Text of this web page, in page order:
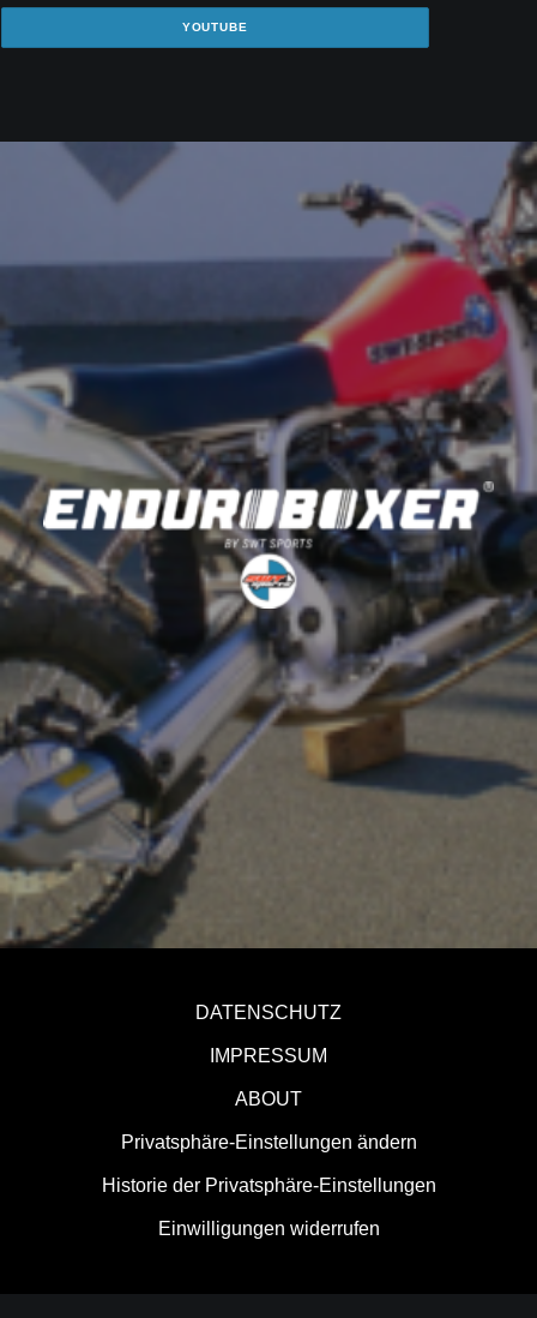
YOUTUBE
DATENSCHUTZ
IMPRESSUM
ABOUT
Privatsphäre-Einstellungen ändern
Historie der Privatsphäre-Einstellungen
Einwilligungen widerrufen